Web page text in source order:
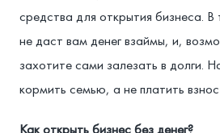
средства для открытия бизнеса.
не даст вам денег взаймы, и,
захотите сами залезать в долги.
кормить семью, а не платить
Как открыть бизнес без денег?